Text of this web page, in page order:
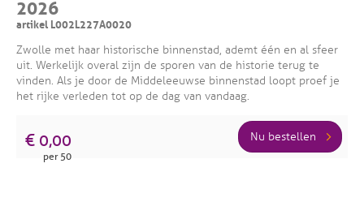
2026
artikel L002L227A0020
Zwolle met haar historische binnenstad, ademt één en al sfeer
uit. Werkelijk overal zijn de sporen van de historie terug te
vinden. Als je door de Middeleeuwse binnenstad loopt proef je
het rijke verleden tot op de dag van vandaag.
€ 0,00
per 50
Nu bestellen